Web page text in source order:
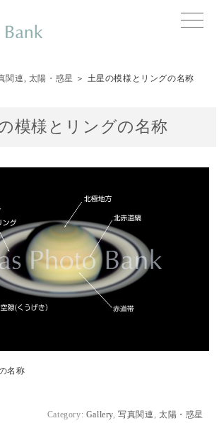
toggle
関連, 太陽・惑星 ＞ 土星の模様とリングの名称
模様とリングの名称
名称
Category: Gallery ,写真関連 太陽・惑星